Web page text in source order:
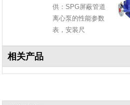
供：SPG屏蔽管道
离心泵的性能参数
表，安装尺
相关产品